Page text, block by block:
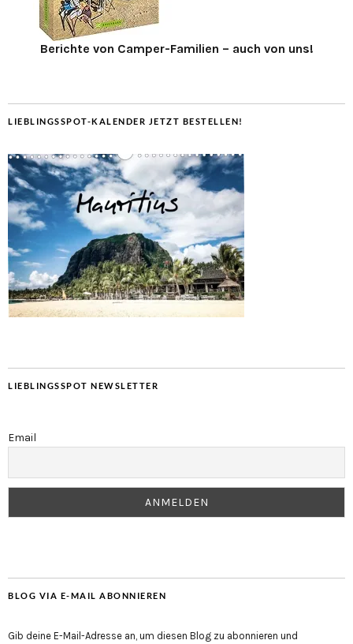
Berichte von Camper-Familien – auch von uns!
LIEBLINGSSPOT-KALENDER JETZT BESTELLEN!
LIEBLINGSSPOT NEWSLETTER
Email
BLOG VIA E-MAIL ABONNIEREN
Gib deine E-Mail-Adresse an, um diesen Blog zu abonnieren und